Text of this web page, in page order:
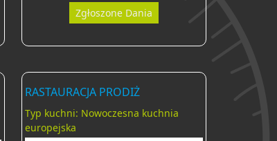
Zgłoszone Dania
RASTAURACJA PRODIŻ
Typ kuchni: Nowoczesna kuchnia
europejska